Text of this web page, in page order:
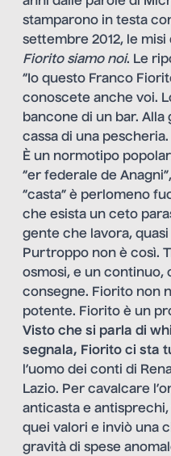
stamparono in testa
settembre 2012, le
Fiorito siamo noi. Le
“Io questo Franco
conoscete anche voi.
bancone di un bar. Alla
cassa di una
È un normotipo
“er federale de
“casta” è perlomeno
che esista un ceto
gente che lavora,
Purtroppo non è così.
osmosi, e un continuo,
consegne. Fiorito non
potente. Fiorito è un
Visto che si parla di
segnala, Fiorito ci sta
l’uomo dei conti di
Lazio. Per cavalcare
anticasta e
quei valori e inviò una
gravità di spese